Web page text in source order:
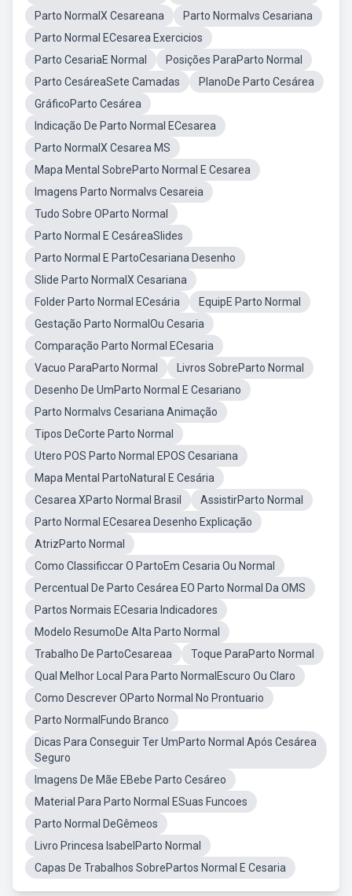
Parto NormalX Cesareana
Parto Normalvs Cesariana
Parto Normal ECesarea Exercicios
Parto CesariaE Normal
Posições ParaParto Normal
Parto CesáreaSete Camadas
PlanoDe Parto Cesárea
GráficoParto Cesárea
Indicação De Parto Normal ECesarea
Parto NormalX Cesarea MS
Mapa Mental SobreParto Normal E Cesarea
Imagens Parto Normalvs Cesareia
Tudo Sobre OParto Normal
Parto Normal E CesáreaSlides
Parto Normal E PartoCesariana Desenho
Slide Parto NormalX Cesariana
Folder Parto Normal ECesária
EquipE Parto Normal
Gestação Parto NormalOu Cesaria
Comparação Parto Normal ECesaria
Vacuo ParaParto Normal
Livros SobreParto Normal
Desenho De UmParto Normal E Cesariano
Parto Normalvs Cesariana Animação
Tipos DeCorte Parto Normal
Utero POS Parto Normal EPOS Cesariana
Mapa Mental PartoNatural E Cesária
Cesarea XParto Normal Brasil
AssistirParto Normal
Parto Normal ECesarea Desenho Explicação
AtrizParto Normal
Como Classificcar O PartoEm Cesaria Ou Normal
Percentual De Parto Cesárea EO Parto Normal Da OMS
Partos Normais ECesaria Indicadores
Modelo ResumoDe Alta Parto Normal
Trabalho De PartoCesareaa
Toque ParaParto Normal
Qual Melhor Local Para Parto NormalEscuro Ou Claro
Como Descrever OParto Normal No Prontuario
Parto NormalFundo Branco
Dicas Para Conseguir Ter UmParto Normal Após Cesárea
Seguro
Imagens De Mãe EBebe Parto Cesáreo
Material Para Parto Normal ESuas Funcoes
Parto Normal DeGêmeos
Livro Princesa IsabelParto Normal
Capas De Trabalhos SobrePartos Normal E Cesaria